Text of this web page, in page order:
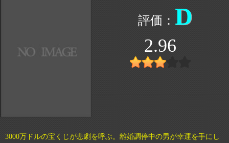
D
2.96
3000万ドルの宝くじが悲劇を呼ぶ。離婚調停中の男が幸運を手にし